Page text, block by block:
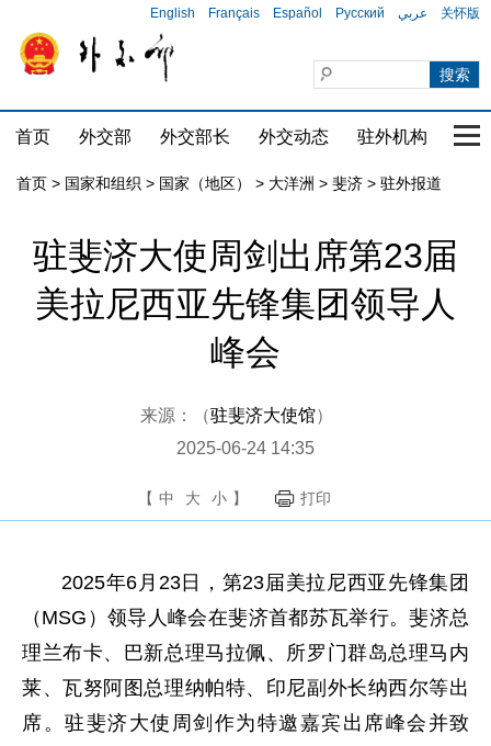
English Français Español Русский عربي 关怀版
首页 外交部 外交部长 外交动态 驻外机构 国
首页 > 国家和组织 > 国家（地区） > 大洋洲 > 斐济 > 驻外报道
驻斐济大使周剑出席第23届
美拉尼西亚先锋集团领导人
峰会
来源：（驻斐济大使馆）
2025-06-24 14:35
【 中 大 小 】 打印
2025年6月23日，第23届美拉尼西亚先锋集团
（MSG）领导人峰会在斐济首都苏瓦举行。斐济总
理兰布卡、巴新总理马拉佩、所罗门群岛总理马内
莱、瓦努阿图总理纳帕特、印尼副外长纳西尔等出
席。驻斐济大使周剑作为特邀嘉宾出席峰会并致